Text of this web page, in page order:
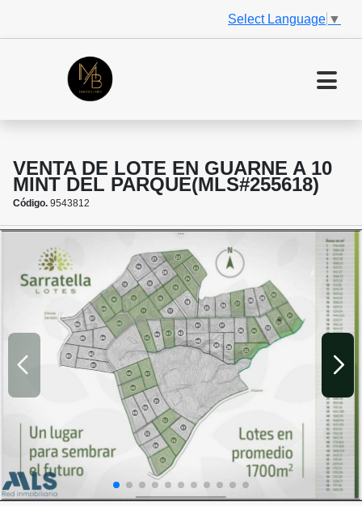
Select Language ▼
VENTA DE LOTE EN GUARNE A 10
MINT DEL PARQUE(MLS#255618)
Código. 9543812